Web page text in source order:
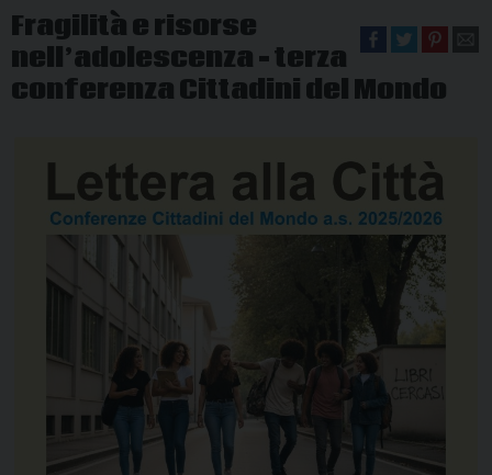
Fragilità e risorse
nell’adolescenza – terza
conferenza Cittadini del Mondo